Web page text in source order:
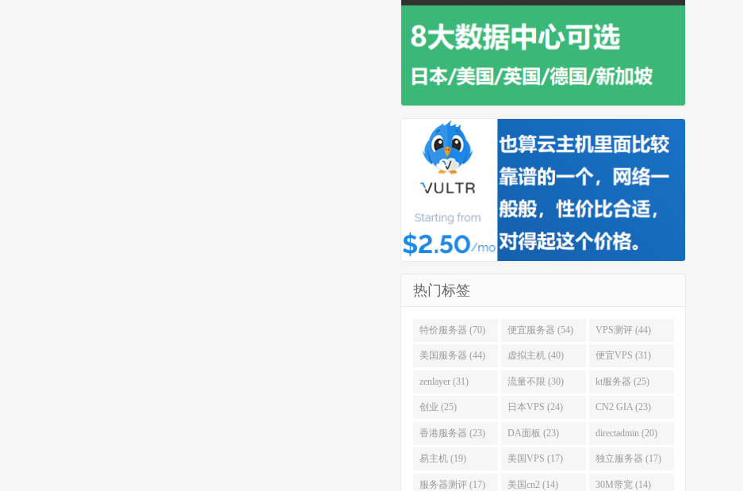
热门标签
特价服务器 (70) 便宜服务器 (54) VPS测评 (44)
美国服务器 (44) 虚拟主机 (40) 便宜VPS (31)
zenlayer (31) 流量不限 (30) kt服务器 (25)
创业 (25) 日本VPS (24) CN2 GIA (23)
香港服务器 (23) DA面板 (23) directadmin (20)
易主机 (19) 美国VPS (17) 独立服务器 (17)
服务器测评 (17) 美国cn2 (14) 30M带宽 (14)